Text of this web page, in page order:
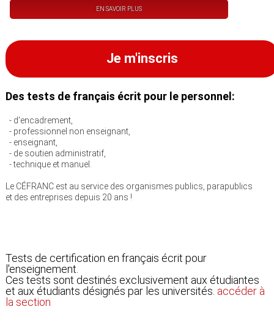
EN SAVOIR PLUS
Je m'inscris
Des tests de français écrit pour le personnel:
- d'encadrement,
- professionnel non enseignant,
- enseignant,
- de soutien administratif,
- technique et manuel.
Le CÉFRANC est au service des organismes publics, parapublics
et des entreprises depuis 20 ans !
Tests de certification en français écrit pour
l'enseignement.
Ces tests sont destinés exclusivement aux étudiantes
et aux étudiants désignés par les universités. accéder à
la section